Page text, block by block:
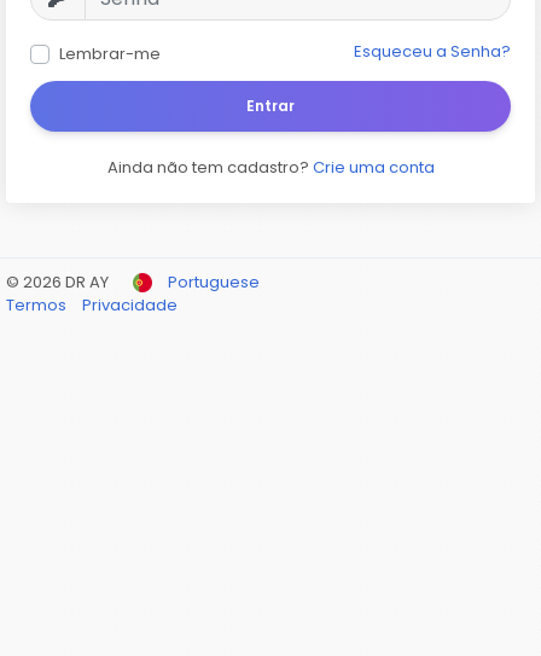
Lembrar-me Esqueceu a Senha?
Entrar
Ainda não tem cadastro? Crie uma conta
© 2026 DR AY
Portuguese
Termos
Privacidade